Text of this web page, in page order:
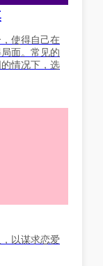
使得自己在
面。常见的
情况下，选
以谋求恋爱